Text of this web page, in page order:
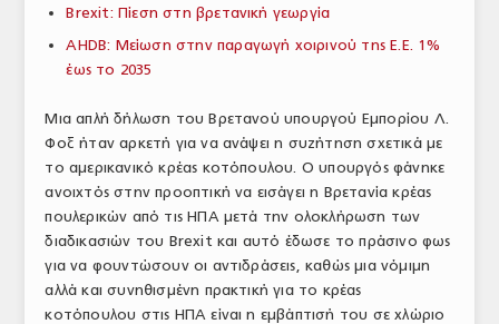
ΕΞΟΠΛΙΣΜΟΣ
ΥΠΗΡΕΣΙΕΣ
ΕΜΠΟΡΙΚΟΙ ΑΝΤΙΠΡΟΣΩΠΟΙ
ΝΟΜΟΘΕΣΙΑ
ΕΥΡΩΠΑΪΚΗ ΝΟΜΟΘΕΣΙΑ
Brexit: Πίεση στη βρετανική γεωργία
AHDB: Μείωση στην παραγωγή χοιρινού της Ε.Ε. 1%
έως το 2035
Μια απλή δήλωση του Βρετανού υπουργού Εμπορίου Λ.
Φοξ ήταν αρκετή για να ανάψει η συζήτηση σχετικά με
το αμερικανικό κρέας κοτόπουλου. Ο υπουργός φάνηκε
ανοιχτός στην προοπτική να εισάγει η Βρετανία κρέας
πουλερικών από τις ΗΠΑ μετά την ολοκλήρωση των
διαδικασιών του Brexit και αυτό έδωσε το πράσινο φως
για να φουντώσουν οι αντιδράσεις, καθώς μια νόμιμη
αλλά και συνηθισμένη πρακτική για το κρέας
κοτόπουλου στις ΗΠΑ είναι η εμβάπτισή του σε χλώριο